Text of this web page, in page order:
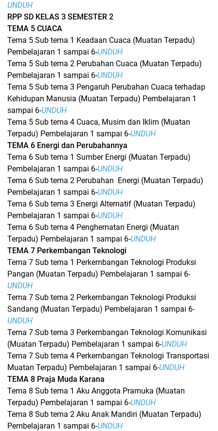
UNDUH
RPP SD KELAS 3 SEMESTER 2
TEMA 5 CUACA
Tema 5 Sub tema 1 Keadaan Cuaca (Muatan Terpadu)
Pembelajaran 1 sampai 6-UNDUH
Tema 5 Sub tema 2 Perubahan Cuaca (Muatan Terpadu)
Pembelajaran 1 sampai 6-UNDUH
Tema 5 Sub tema 3 Pengaruh Perubahan Cuaca terhadap
Kehidupan Manusia (Muatan Terpadu) Pembelajaran 1
sampai 6-UNDUH
Tema 5 Sub tema 4 Cuaca, Musim dan Iklim (Muatan
Terpadu) Pembelajaran 1 sampai 6-UNDUH
TEMA 6 Energi dan Perubahannya
Tema 6 Sub tema 1 Sumber Energi (Muatan Terpadu)
Pembelajaran 1 sampai 6-UNDUH
Tema 6 Sub tema 2 Perubahan Energi (Muatan Terpadu)
Pembelajaran 1 sampai 6-UNDUH
Tema 6 Sub tema 3 Energi Alternatif (Muatan Terpadu)
Pembelajaran 1 sampai 6-UNDUH
Tema 6 Sub tema 4 Penghematan Energi (Muatan
Terpadu) Pembelajaran 1 sampai 6-UNDUH
TEMA 7 Perkembangan Teknologi
Tema 7 Sub tema 1 Perkembangan Teknologi Produksi
Pangan (Muatan Terpadu) Pembelajaran 1 sampai 6-
UNDUH
Tema 7 Sub tema 2 Perkembangan Teknologi Produksi
Sandang (Muatan Terpadu) Pembelajaran 1 sampai 6-
UNDUH
Tema 7 Sub tema 3 Perkembangan Teknologi Komunikasi
(Muatan Terpadu) Pembelajaran 1 sampai 6-UNDUH
Tema 7 Sub tema 4 Perkembangan Teknologi Transportasi
Muatan Terpadu) Pembelajaran 1 sampai 6-UNDUH
TEMA 8 Praja Muda Karana
Tema 8 Sub tema 1 Aku Anggota Pramuka (Muatan
Terpadu) Pembelajaran 1 sampai 6-UNDUH
Tema 8 Sub tema 2 Aku Anak Mandiri (Muatan Terpadu)
Pembelajaran 1 sampai 6-UNDUH